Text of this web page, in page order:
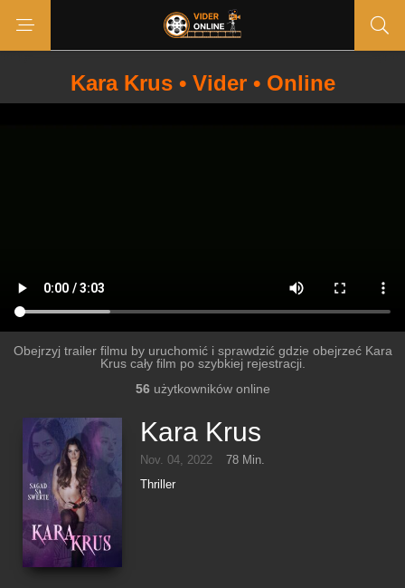
Kara Krus • Vider • Online
Obejrzyj trailer filmu by uruchomić i sprawdzić gdzie obejrzeć Kara
Krus cały film po szybkiej rejestracji.
56użytkowników online
Kara Krus
Nov. 04, 2022
78 Min.
Thriller